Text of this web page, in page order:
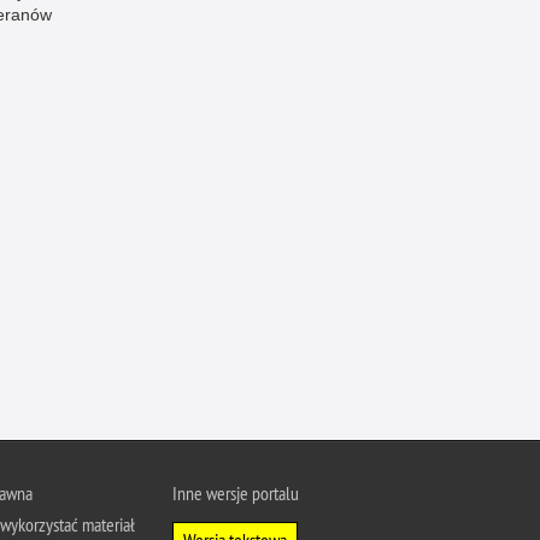
zbeszczeszczania
międzynarodowa
materiał
Inne wersje portalu